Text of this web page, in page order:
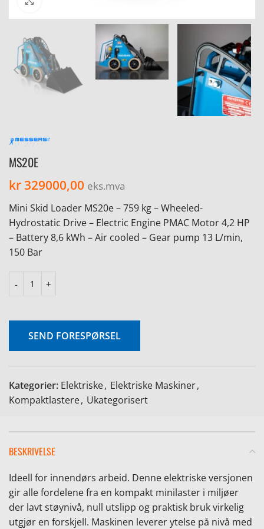
MS20E
kr329000,00 eks.mva
Mini Skid Loader MS20e – 759 kg – Wheeled-
Hydrostatic Drive – Electric Engine PMAC Motor 4,2 HP
– Battery 8,6 kWh – Air cooled – Gear pump 13 L/min,
150 Bar
SEND FORESPØRSEL
Kategorier: Elektriske, Elektriske Maskiner,
Kompaktlastere, Ukategorisert
BESKRIVELSE
Ideell for innendørs arbeid. Denne elektriske versjonen
gir alle fordelene fra en kompakt minilaster i miljøer
der lavt støynivå, null utslipp og praktisk bruk virkelig
utgjør en forskjell. Maskinen leverer ytelse på nivå med